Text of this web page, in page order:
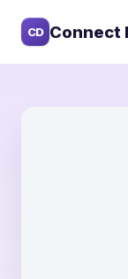
CD Connect